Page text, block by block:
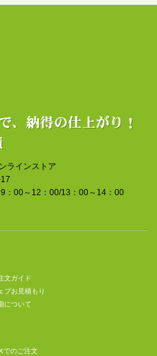
ラインストア
9：00～12：00/13：00～14：00
文ガイド
ブお見積もり
について
でのご注文